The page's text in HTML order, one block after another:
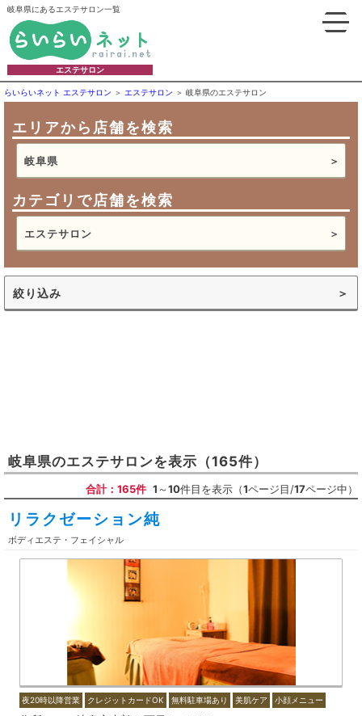
岐阜県にあるエステサロン一覧
エステサロン
らいらいネット エステサロン エステサロン 岐阜県のエステサロン
エリアから店舗を検索
岐阜県
カテゴリで店舗を検索
エステサロン
絞り込み
岐阜県のエステサロンを表示 （165件）
合計：165件 1～10件目を表示（1ページ目/17ページ中）
リラクゼーション純
ボディエステ・フェイシャル
夜20時以降営業 クレジットカードOK 無料駐車場あり 美肌ケア 小顔メニュー